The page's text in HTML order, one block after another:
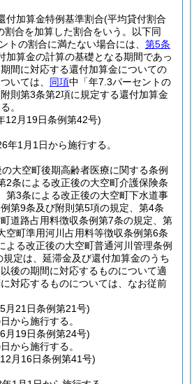
付加算金特例基準割合(平均貸付割合
割合を加算した割合をいう。以下同
トの割合に満たない場合には、 第5条
加算金の計算の基礎となる期間であっ
間に対応する還付加算金についての
いては、 同項中「年7.3パーセントの
則第3条第2項に規定する還付加算金
。
12月19日条例第42号)
年1月1日から施行する。
大空町後期高齢者医療に関する条例
2条による改正後の大空町介護保険条
第3条による改正後の大空町下水道事
第9条及び附則第5項の規定、第4条
道路占用料徴収条例第7条の規定、第
空町準用河川占用料等徴収条例第6条
よる改正後の大空町普通河川管理条例
定は、延滞金及び還付加算金のうち
後の期間に対応するものについて適
対応するものについては、なお従前
月21日条例第21号)
から施行する。
月19日条例第24号)
から施行する。
月16日条例第41号)